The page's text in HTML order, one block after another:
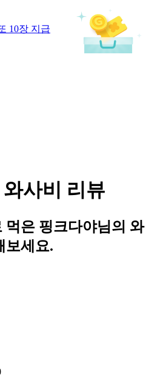
10장 지급
사비 리뷰
먹은 핑크다야님의 와
보세요.